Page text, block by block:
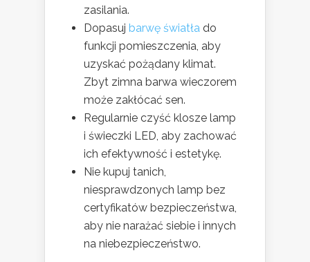
zasilania.
Dopasuj barwę światła do
funkcji pomieszczenia, aby
uzyskać pożądany klimat.
Zbyt zimna barwa wieczorem
może zakłócać sen.
Regularnie czyść klosze lamp
i świeczki LED, aby zachować
ich efektywność i estetykę.
Nie kupuj tanich,
niesprawdzonych lamp bez
certyfikatów bezpieczeństwa,
aby nie narażać siebie i innych
na niebezpieczeństwo.